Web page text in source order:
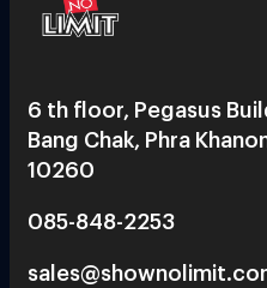
6 th floor, Pegasus
Bang Chak, Phra
10260
085-848-2253